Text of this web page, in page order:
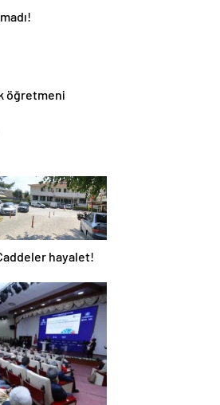
öğretmeni
hayalet!